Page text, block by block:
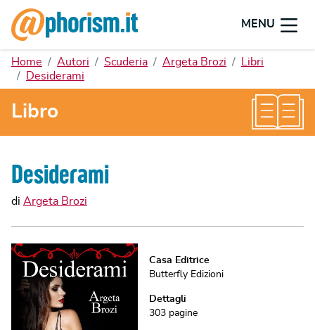
MENU
Home Autori Scuderia Argeta Brozi
Libri
Desiderami
Libro
Desiderami
di Argeta Brozi
Casa Editrice
Butterfly Edizioni
Dettagli
303 pagine